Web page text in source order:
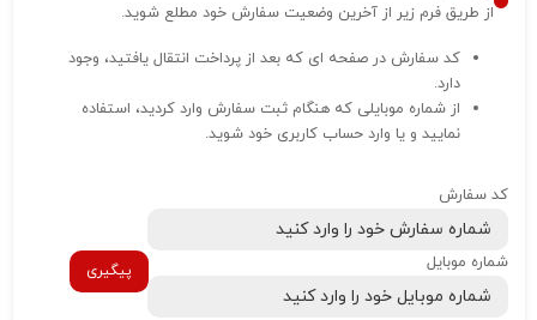
از طریق فرم زیر از آخرین وضعیت سفارش خود مطلع شوید.
کد سفارش در صفحه ای که بعد از پرداخت انتقال یافتید، وجود
دارد.
از شماره موبایلی که هنگام ثبت سفارش وارد کردید، استفاده
نمایید و یا وارد حساب کاربری خود شوید.
کد سفارش
شماره موبایل پیگیری